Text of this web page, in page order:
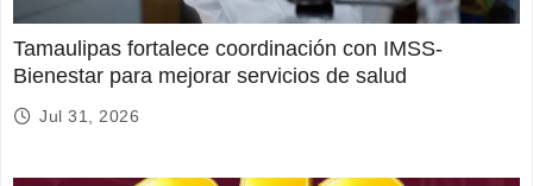
Tamaulipas fortalece coordinación con IMSS-
Bienestar para mejorar servicios de salud
Jul 31, 2026